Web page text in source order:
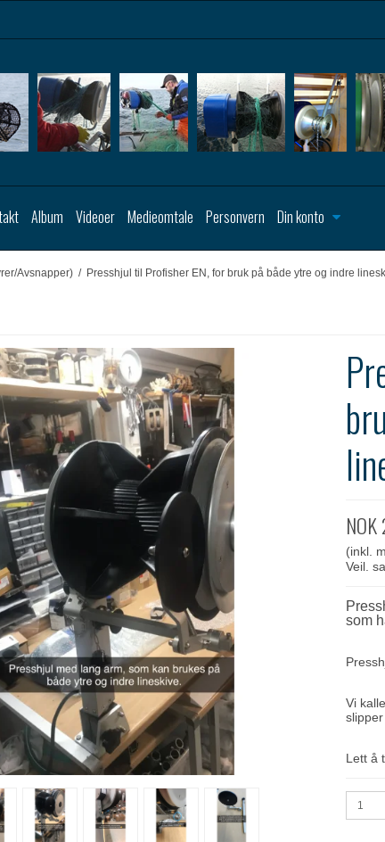
Album Videoer Medieomtale Personvern Din konto
Avsnapper) / Presshjul til Profisher EN, for bruk på både ytre og indre
(inkl.
Veil.
som
Vi
Lett å